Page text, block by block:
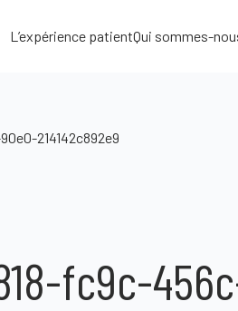
L’expérience patientQui sommes-
214142c892e9
fc9c-